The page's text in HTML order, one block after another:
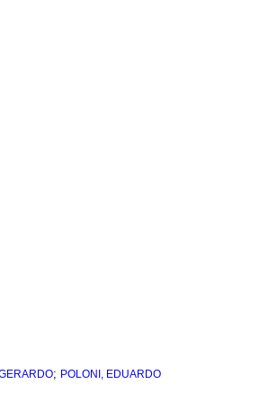
; POLONI, EDUARDO